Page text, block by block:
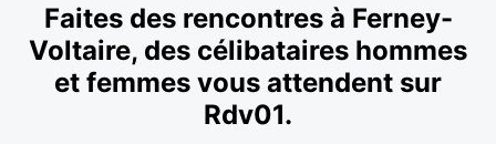
Faites des rencontres à Ferney-
Voltaire, des célibataires hommes
et femmes vous attendent sur
Rdv01.